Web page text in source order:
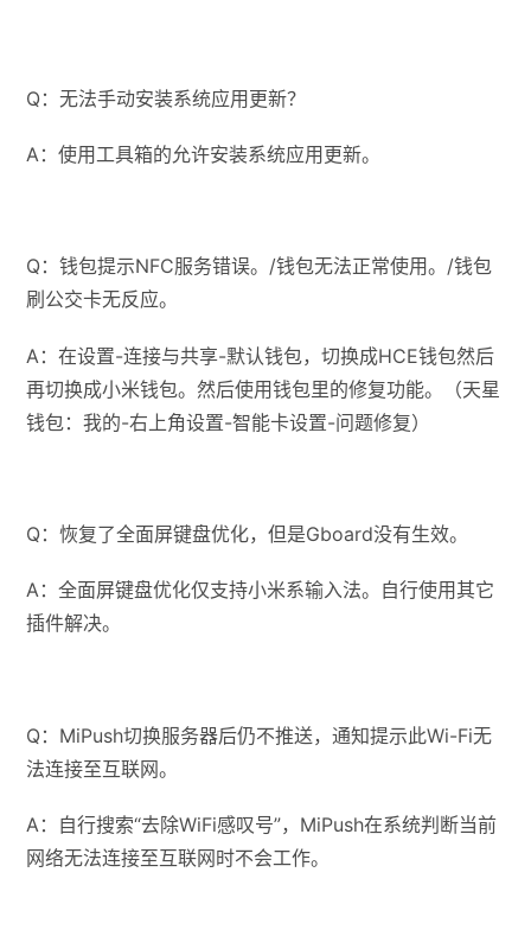
Q：无法手动安装系统应用更新？
A：使用工具箱的允许安装系统应用更新。
Q：钱包提示NFC服务错误。/钱包无法正常使用。/钱包
刷公交卡无反应。
A：在设置-连接与共享-默认钱包，切换成HCE钱包然后
再切换成小米钱包。然后使用钱包里的修复功能。（天星
钱包：我的-右上角设置-智能卡设置-问题修复）
Q：恢复了全面屏键盘优化，但是Gboard没有生效。
A：全面屏键盘优化仅支持小米系输入法。自行使用其它
插件解决。
Q：MiPush切换服务器后仍不推送，通知提示此Wi-Fi无
法连接至互联网。
A：自行搜索“去除WiFi感叹号”，MiPush在系统判断当前
网络无法连接至互联网时不会工作。